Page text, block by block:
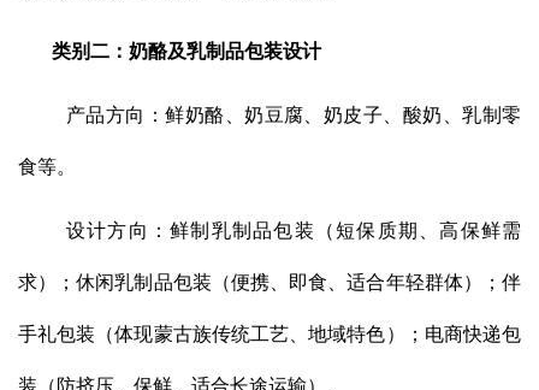
类别二：奶酪及乳制品包装设计
产品方向：鲜奶酪、奶豆腐、奶皮子、酸奶、乳制零
食等。
设计方向：鲜制乳制品包装（短保质期、高保鲜需
求）；休闲乳制品包装（便携、即食、适合年轻群体）；伴
手礼包装（体现蒙古族传统工艺、地域特色）；电商快递包